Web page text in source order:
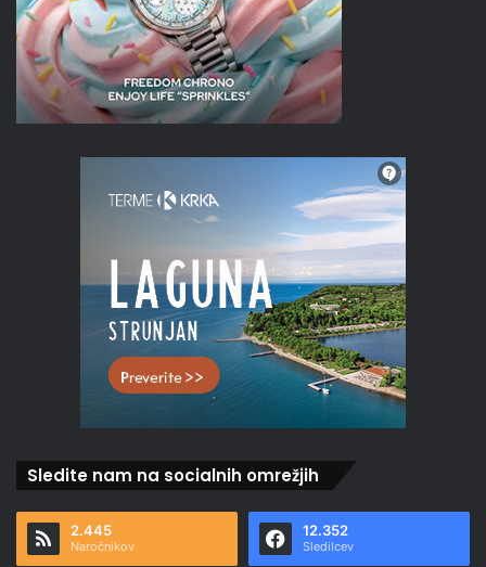
Sledite nam na socialnih omrežjih
2.445
Naročnikov
12.352
Sledilcev